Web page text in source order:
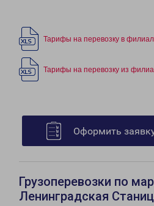
Тарифы на перевозку в филиал
Тарифы на перевозку из
Оформить
Грузоперевозки по
Ленинградская